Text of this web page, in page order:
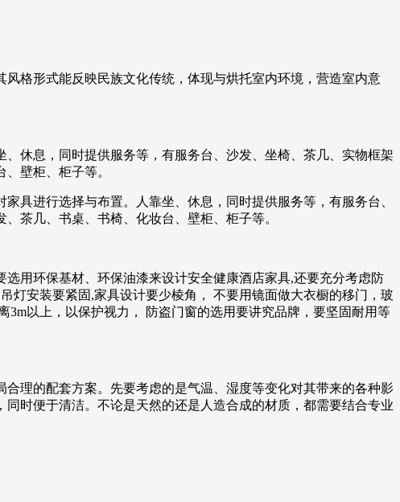
格形式能反映民族文化传统，体现与烘托室内环境，营造室内意
休息，同时提供服务等，有服务台、沙发、坐椅、茶几、实物框架
壁柜、柜子等。
具进行选择与布置。人靠坐、休息，同时提供服务等，有服务台、
茶几、书桌、书椅、化妆台、壁柜、柜子等。
用环保基材、环保油漆来设计安全健康酒店家具,还要充分考虑防
灯安装要紧固,家具设计要少棱角， 不要用镜面做大衣橱的移门，玻
以上，以保护视力， 防盗门窗的选用要讲究品牌，要坚固耐用等
理的配套方案。先要考虑的是气温、湿度等变化对其带来的各种影
时便于清洁。不论是天然的还是人造合成的材质，都需要结合专业